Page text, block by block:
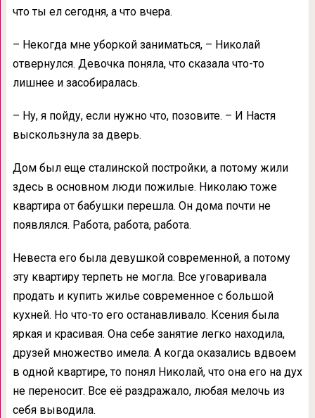
что ты ел сегодня, а что вчера.
– Некогда мне уборкой заниматься, – Николай
отвернулся. Девочка поняла, что сказала что-то
лишнее и засобиралась.
– Ну, я пойду, если нужно что, позовите. – И Настя
выскользнула за дверь.
Дом был еще сталинской постройки, а потому жили
здесь в основном люди пожилые. Николаю тоже
квартира от бабушки перешла. Он дома почти не
появлялся. Работа, работа, работа.
Невеста его была девушкой современной, а потому
эту квартиру терпеть не могла. Все уговаривала
продать и купить жилье современное с большой
кухней. Но что-то его останавливало. Ксения была
яркая и красивая. Она себе занятие легко находила,
друзей множество имела. А когда оказались вдвоем
в одной квартире, то понял Николай, что она его на дух
не переносит. Все её раздражало, любая мелочь из
себя выводила.